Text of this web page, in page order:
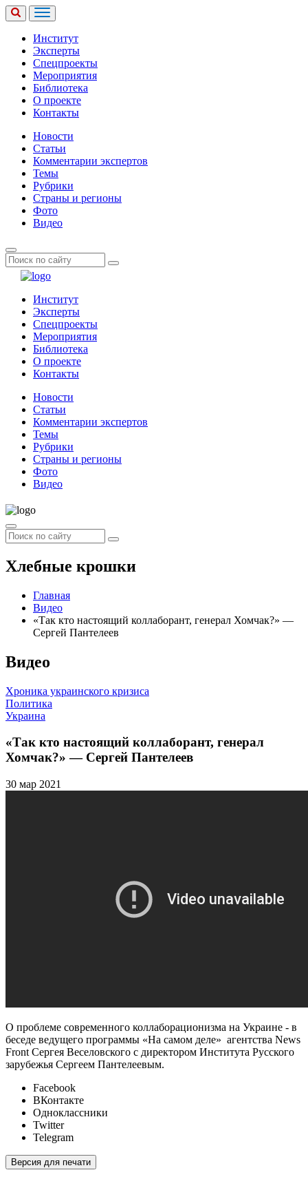
Институт
Эксперты
Спецпроекты
Мероприятия
Библиотека
О проекте
Контакты
Новости
Статьи
Комментарии экспертов
Темы
Рубрики
Страны и регионы
Фото
Видео
Институт
Эксперты
Спецпроекты
Мероприятия
Библиотека
О проекте
Контакты
Новости
Статьи
Комментарии экспертов
Темы
Рубрики
Страны и регионы
Фото
Видео
Хлебные крошки
Главная
Видео
«Так кто настоящий коллаборант, генерал Хомчак?» —
Сергей Пантелеев
Видео
Хроника украинского кризиса
Политика
Украина
«Так кто настоящий коллаборант, генерал
Хомчак?» — Сергей Пантелеев
30 мар 2021
О проблеме современного коллаборационизма на Украине - в
беседе ведущего программы «На самом деле» агентства News
Front Сергея Веселовского с директором Института Русского
зарубежья Сергеем Пантелеевым.
Facebook
ВКонтакте
Одноклассники
Twitter
Telegram
Версия для печати